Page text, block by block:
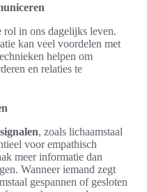
rol in ons dagelijks leven.
kan veel voordelen met
helpen om
en relaties te
, zoals lichaamstaal
voor empathisch
meer informatie dan
Wanneer iemand zegt
gespannen of gesloten